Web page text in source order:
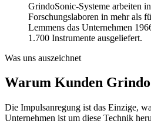
GrindoSonic-Systeme arbeiten
Forschungslaboren in mehr als
Lemmens das Unternehmen
1.700 Instrumente ausgeliefert.
Was uns auszeichnet
Warum Kunden
Die Impulsanregung ist das Einzige,
Unternehmen ist um diese Technik